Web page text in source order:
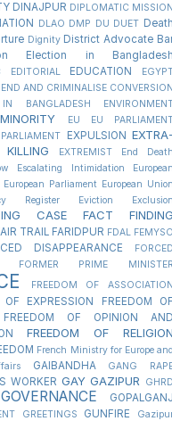
DINAJPUR DIPLOMATIC MISSION
DLAO DMP DU DUET Death
Dignity District Advocate
Election in Bangladesh
EDITORIAL EDUCATION
END AND CRIMINALISE CONVERSION
BANGLADESH
EU
EU
EXPULSION EXTRA-
EXTREMIST
End Death
Escalating Intimidation
European
European Parliament European Union
Register
Eviction Exclusion
CASE
FACT FINDING
TRAIL FARIDPUR FDAL FEMYSO
DISAPPEARANCE
FORCED
FORMER PRIME MINISTER
FREEDOM OF ASSOCIATION
OF EXPRESSION
FREEDOM OF
FREEDOM OF OPINION AND
FREEDOM OF RELIGION
French Ministry for Europe and
GAIBANDHA GANG
WORKER GAY GAZIPUR GHRD
GOPALGANJ
GREETINGS GUNFIRE